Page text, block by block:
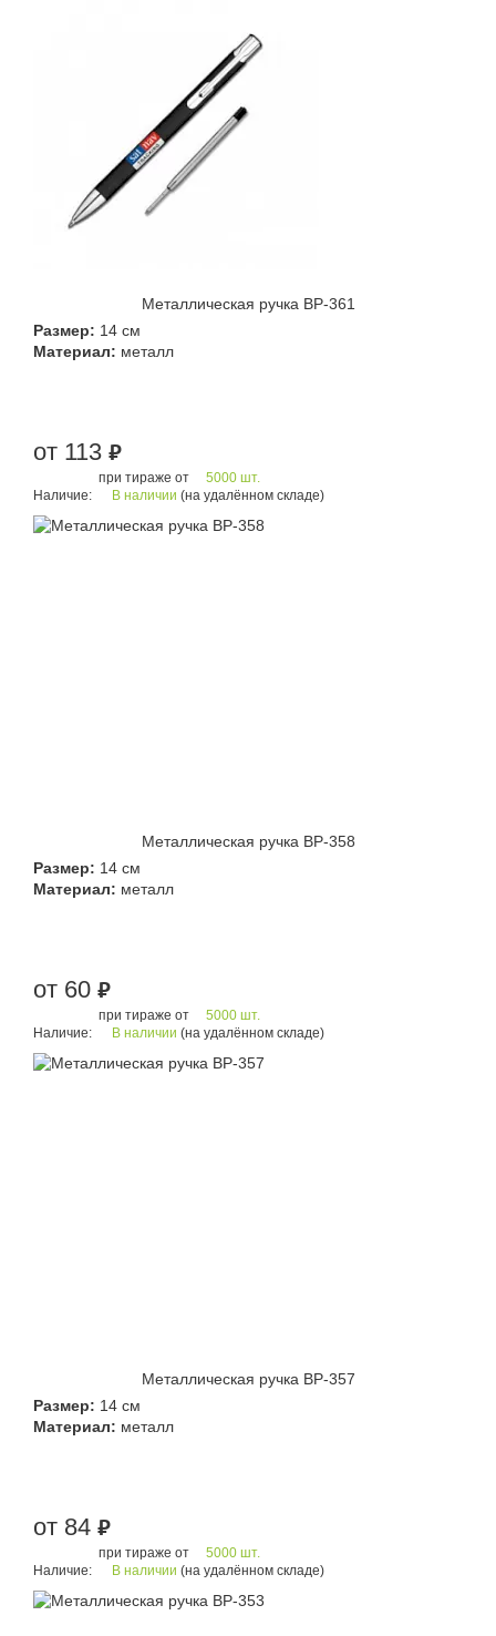
Металлическая ручка BP-361
Размер: 14 см
Материал: металл
от 113 руб.
при тираже от
5000 шт.
Наличие:
В наличии (на удалённом складе)
Металлическая ручка BP-358
Размер: 14 см
Материал: металл
от 60 руб.
при тираже от
5000 шт.
Наличие:
В наличии (на удалённом складе)
Металлическая ручка BP-357
Размер: 14 см
Материал: металл
от 84 руб.
при тираже от
5000 шт.
Наличие:
В наличии (на удалённом складе)